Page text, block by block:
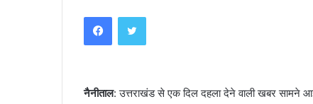
FacebookTwitter
नैनीताल: उत्तराखंड से एक दिल दहला देने वाली खबर सामने